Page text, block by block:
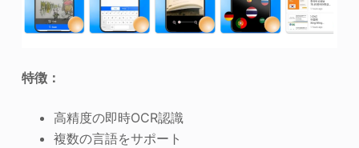
特徴：
高精度の即時OCR認識
複数の言語をサポート